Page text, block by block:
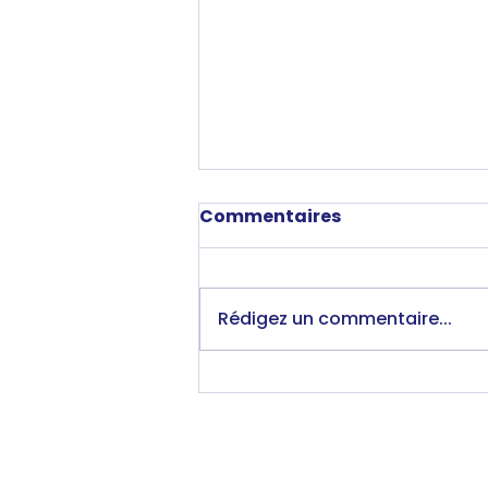
Cours d'anglais à
Commentaires
Rédigez un commentaire...